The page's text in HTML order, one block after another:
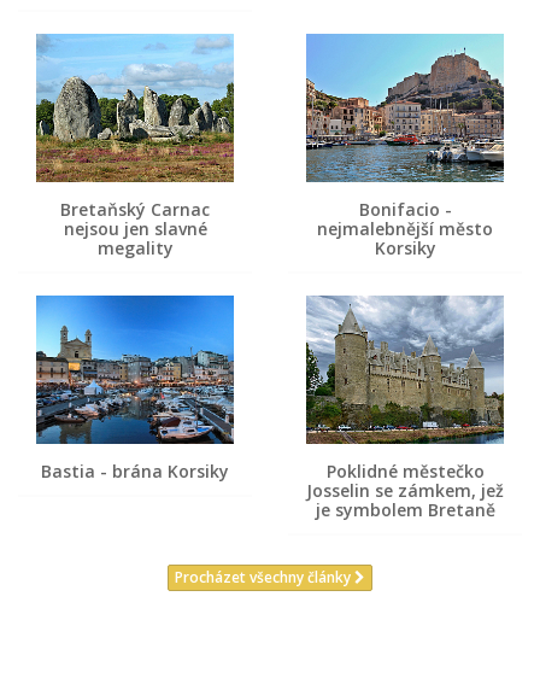
Bretaňský Carnac
nejsou jen slavné
megality
Bonifacio -
nejmalebnější město
Korsiky
Bastia - brána Korsiky
Poklidné městečko
Josselin se zámkem, jež
je symbolem Bretaně
Procházet všechny články